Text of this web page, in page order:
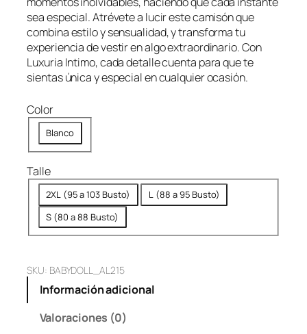
$
3
9
,
9
.
,
9
9
9
.
sea especial. Atrévete a lucir este camisón que
combina estilo y sensualidad, y transforma tu
experiencia de vestir en algo extraordinario. Con
Luxuria Intimo, cada detalle cuenta para que te
sientas única y especial en cualquier ocasión.
Color
Blanco
Talle
2XL (95 a 103 Busto)
L (88 a 95 Busto)
S (80 a 88 Busto)
SKU: BABYDOLL_AL215
Información adicional
Valoraciones (0)